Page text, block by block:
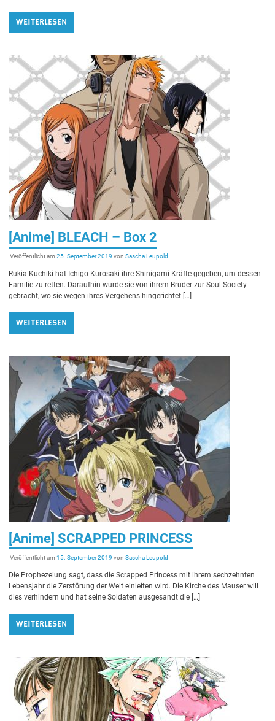
WEITERLESEN
[Anime] BLEACH – Box 2
Veröffentlicht am25. September 2019 vonSascha Leupold
Rukia Kuchiki hat Ichigo Kurosaki ihre Shinigami Kräfte gegeben, um dessen
Familie zu retten. Daraufhin wurde sie von ihrem Bruder zur Soul Society
gebracht, wo sie wegen ihres Vergehens hingerichtet […]
WEITERLESEN
[Anime] SCRAPPED PRINCESS
Veröffentlicht am15. September 2019 vonSascha Leupold
Die Prophezeiung sagt, dass die Scrapped Princess mit ihrem sechzehnten
Lebensjahr die Zerstörung der Welt einleiten wird. Die Kirche des Mauser will
dies verhindern und hat seine Soldaten ausgesandt die […]
WEITERLESEN